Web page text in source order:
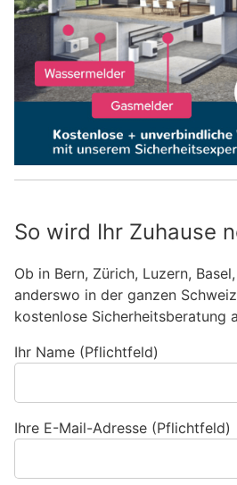
So wird Ihr Zuhause
Ob in Bern, Zürich, Luzern,
anderswo in der ganzen
kostenlose Sicherheitsberatung
Ihr Name (Pflichtfeld)
Ihre E-Mail-Adresse (Pflichtfeld)